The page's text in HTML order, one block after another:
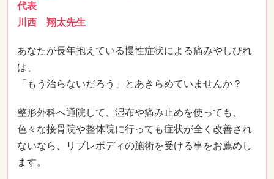
代表
川西 翔太先生
あなたが長年抱えている慢性症状による痛みやしびれ
は、
「もう治らないだろう」とあきらめていませんか？
整形外科へ通院して、湿布や痛み止めを使っても、
色々な接骨院や整体院に行っても症状が全く改善され
ないなら、リブレボディの施術を受ける事をお薦めし
ます。